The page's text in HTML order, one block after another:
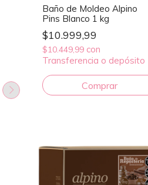
Baño de Moldeo Alpino
Pins Blanco 1 kg
$10.999,99
$10.449,99 con
Transferencia o depósito